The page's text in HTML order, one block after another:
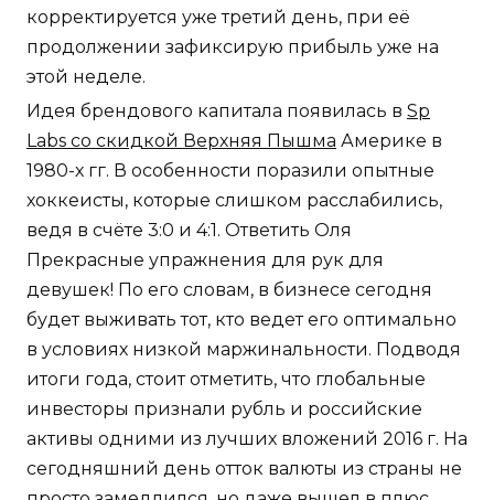
корректируется уже третий день, при её
продолжении зафиксирую прибыль уже на
этой неделе.
Идея брендового капитала появилась в Sp
Labs со скидкой Верхняя Пышма Америке в
1980-х гг. В особенности поразили опытные
хоккеисты, которые слишком расслабились,
ведя в счёте 3:0 и 4:1. Ответить Оля
Прекрасные упражнения для рук для
девушек! По его словам, в бизнесе сегодня
будет выживать тот, кто ведет его оптимально
в условиях низкой маржинальности. Подводя
итоги года, стоит отметить, что глобальные
инвесторы признали рубль и российские
активы одними из лучших вложений 2016 г. На
сегодняшний день отток валюты из страны не